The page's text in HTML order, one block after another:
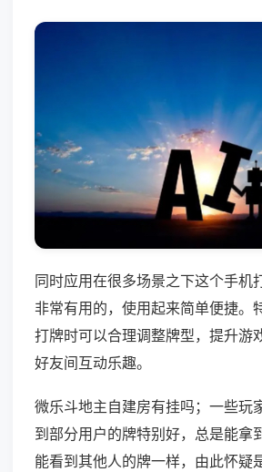
同时应用在很多场景之下这个手机
非常有用的，使用起来简单便捷。
打牌时可以合理调整牌型，提升游
好友间互动乐趣。
微乐斗地主自建房有挂吗；一些玩
到部分用户的牌特别好，总是能拿
能看到其他人的牌一样，由此怀疑